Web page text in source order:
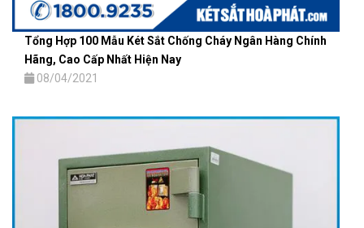
Tổng Hợp 100 Mẫu Két Sắt Chống Cháy Ngân Hàng Chính
Hãng, Cao Cấp Nhất Hiện Nay
08/04/2021